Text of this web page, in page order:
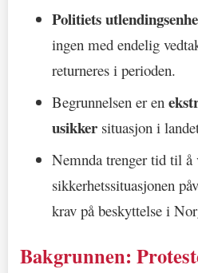
Politiets
ingen med endelig
returneres i perioden.
Begrunnelsen er en
usikker situasjon i
Nemnda trenger tid til å
sikkerhetssituasjonen
krav på beskyttelse i
Bakgrunnen: